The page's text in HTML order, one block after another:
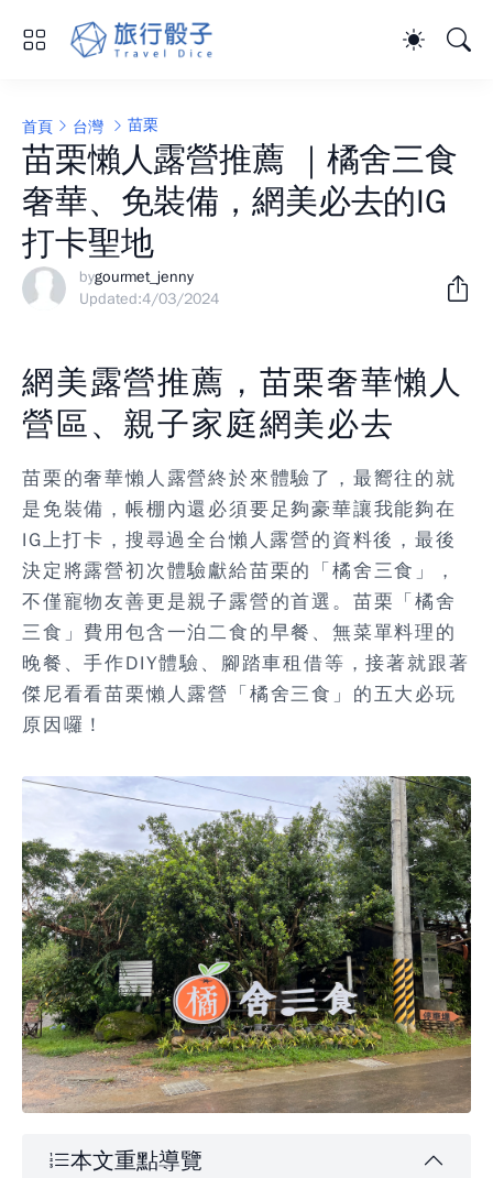
首頁 台灣 苗栗
苗栗懶人露營推薦 ｜橘舍三食
奢華、免裝備，網美必去的IG
打卡聖地
bygourmet_jenny
Updated:4/03/2024
網美露營推薦，苗栗奢華懶人
營區、親子家庭網美必去
苗栗的奢華懶人露營終於來體驗了，最嚮往的就
是免裝備，帳棚內還必須要足夠豪華讓我能夠在
IG上打卡，搜尋過全台懶人露營的資料後，最後
決定將露營初次體驗獻給苗栗的「 橘舍三食 」，
不僅寵物友善更是親子露營的首選。苗栗「橘舍
三食」費用包含一泊二食的早餐、無菜單料理的
晚餐、手作DIY體驗、腳踏車租借等，接著就跟著
傑尼看看苗栗懶人露營「橘舍三食」的五大必玩
原因囉 ！
本文重點導覽